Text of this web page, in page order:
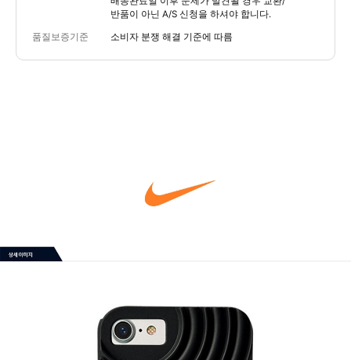
반품이 아닌 A/S 신청을 하셔야 합니다.
품질보증기준 소비자 분쟁 해결 기준에 따름